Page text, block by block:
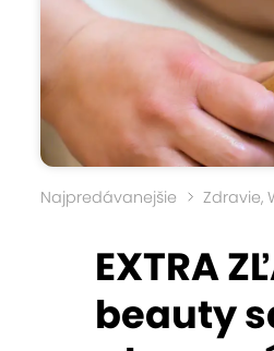
Najpredávanejšie Zdravie,
EXTRA
beauty